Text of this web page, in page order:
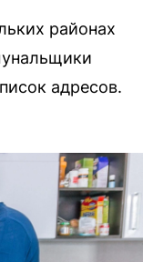
районах
адресов.